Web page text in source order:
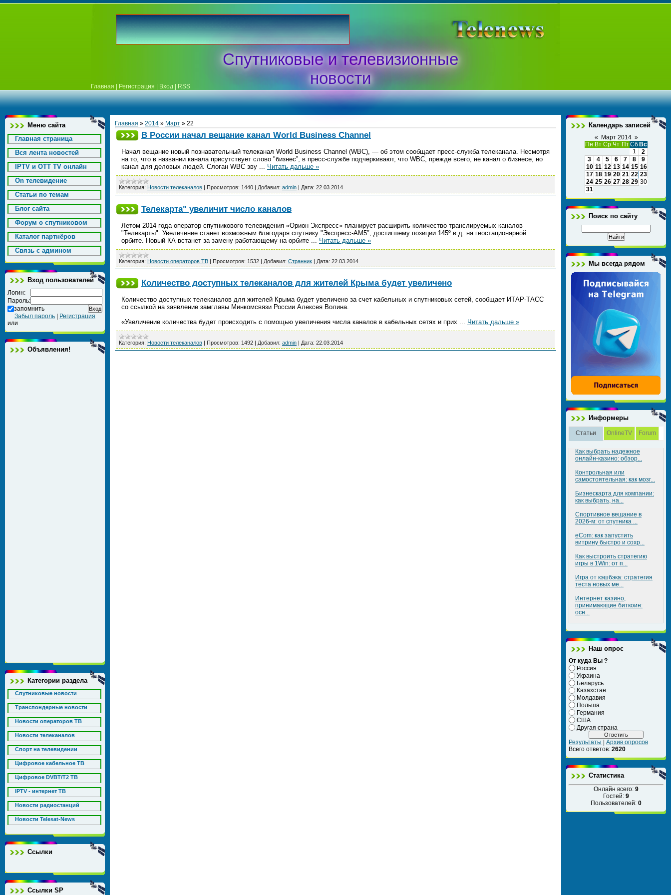
Спутниковые и телевизионные
новости
Главная Регистрация Вход RSS
Меню сайта
Главная страница
Вся лента новостей
IPTV и OTT TV онлайн
On телевидение
Статьи по темам
Блог сайта
Форум о спутниковом
Каталог партнёров
Cвязь с админом
Вход пользователей
Логин:
Пароль:
запомнить
Забыл пароль
Регистрация
или
Объявления!
Категории раздела
Спутниковые новости
Транспондерные новости
Новости операторов ТВ
Новости телеканалов
Спорт на телевидении
Цифровое кабельное ТВ
Цифровое DVBT/T2 ТВ
IPTV - интернет ТВ
Новости радиостанций
Новости Telesat-News
Ссылки
Ссылки SP
Главная » 2014 » Март » 22
В России начал вещание канал World Business Channel
Начал вещание новый познавательный телеканал World Business Channel (WBC), — об этом сообщает пресс-служба телеканала. Несмотря
на то, что в названии канала присутствует слово "бизнес”, в пресс-службе подчеркивают, что WBC, прежде всего, не канал о бизнесе, но
канал для деловых людей. Слоган WBC зву ... Читать дальше »
Категория: Новости телеканалов | Просмотров: 1440 | Добавил: admin | Дата: 22.03.2014
Телекарта" увеличит число каналов
Летом 2014 года оператор спутникового телевидения «Орион Экспресс» планирует расширить количество транслируемых каналов
"Телекарты". Увеличение станет возможным благодаря спутнику "Экспресс-АМ5″, достигшему позиции 145º в.д. на геостационарной
орбите. Новый КА встанет за замену работающему на орбите ... Читать дальше »
Категория: Новости операторов ТВ | Просмотров: 1532 | Добавил: Странник | Дата: 22.03.2014
Количество доступных телеканалов для жителей Крыма будет увеличено
Количество доступных телеканалов для жителей Крыма будет увеличено за счет кабельных и спутниковых сетей, сообщает ИТАР-ТАСС
со ссылкой на заявление замглавы Минкомсвязи России Алексея Волина.
«Увеличение количества будет происходить с помощью увеличения числа каналов в кабельных сетях и прих ... Читать дальше »
Категория: Новости телеканалов | Просмотров: 1492 | Добавил: admin | Дата: 22.03.2014
Календарь записей
« Март 2014 »
Пн Вт Ср Чт ПтСб Вс
1
2
3
4 5 6 7 8
9
10 11 12 13 14 15 16
17 18 19 20 21 22 23
24 25 26 27 28 29 30
31
Поиск по сайту
Мы всегда рядом
Информеры
Статьи OnlineTV Forum
Как выбрать надежное
онлайн-казино: обзор...
Контрольная или
самостоятельная: как мозг...
Бизнескарта для компании:
как выбрать, на...
Спортивное вещание в
2026-м: от спутника ...
eCom: как запустить
витрину быстро и сохр...
Как выстроить стратегию
игры в 1Win: от п...
Игра от кэшбэка: стратегия
теста новых ме...
Интернет казино,
принимающие биткоин:
осн...
Наш опрос
От куда Вы ?
Россия
Украина
Беларусь
Казахстан
Молдавия
Польша
Германия
США
Другая страна
Результаты
Архив опросов
Всего ответов: 2620
Статистика
Онлайн всего: 9
Гостей: 9
Пользователей: 0